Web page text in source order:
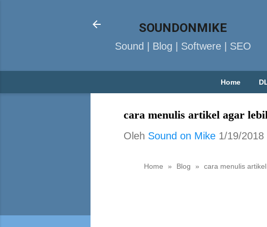
SOUNDONMIKE
Sound | Blog | Softwere | SEO
Home
cara menulis artikel agar
Oleh Sound on Mike 1/19/2018
Home » Blog » cara menulis